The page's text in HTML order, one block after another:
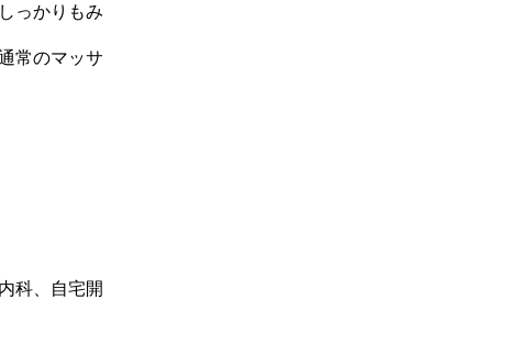
っかりもみ
常のマッサ
科、自宅開